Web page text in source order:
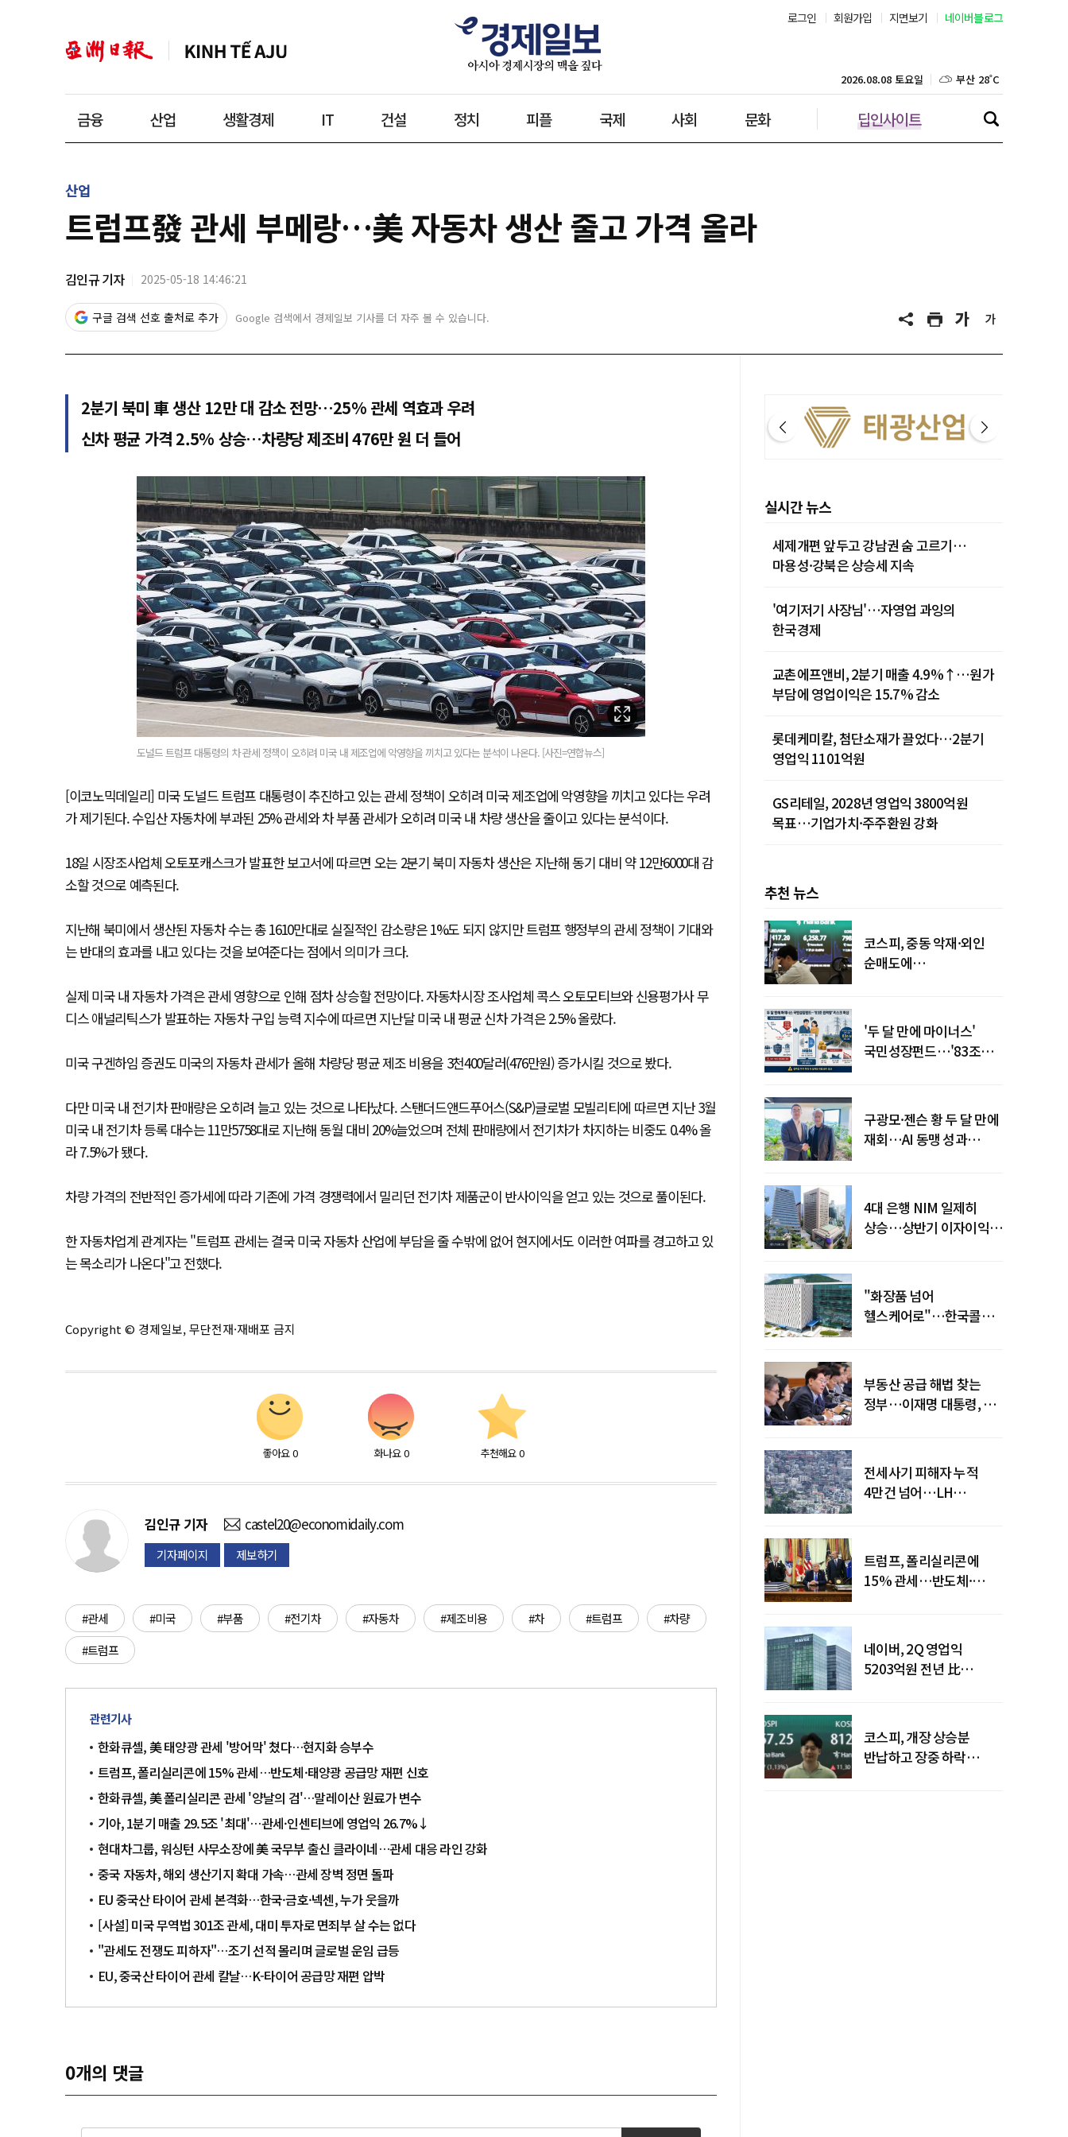
로그인 회원가입 지면보기 네이버블로그
금융 산업 생활경제 IT 건설 정치 피플 국제 사회 문화 딥인사이트
2026.08.08 토요일 대구 27˚C
인천 27˚C
제주 29˚C
산업
트럼프發 관세 부메랑…美 자동차 생산 줄고 가격 올라
김인규 기자 2025-05-18 14:46:21
구글 검색 선호 출처로 추가 Google 검색에서 경제일보 기사를 더 자주 볼 수 있습니다.
2분기 북미 車 생산 12만 대 감소 전망…25% 관세 역효과 우려
신차 평균 가격 2.5% 상승…차량당 제조비 476만 원 더 들어
도널드 트럼프 대통령의 차 관세 정책이 오히려 미국 내 제조업에 악영향을 끼치고 있다는 분석이 나온다. [사진=연합뉴스]
[이코노믹데일리] 미국 도널드 트럼프 대통령이 추진하고 있는 관세 정책이 오히려 미국 제조업에 악영향을 끼치고 있다는 우려
가 제기된다. 수입산 자동차에 부과된 25% 관세와 차 부품 관세가 오히려 미국 내 차량 생산을 줄이고 있다는 분석이다.
18일 시장조사업체 오토포캐스크가 발표한 보고서에 따르면 오는 2분기 북미 자동차 생산은 지난해 동기 대비 약 12만6000대 감
소할 것으로 예측된다.
지난해 북미에서 생산된 자동차 수는 총 1610만대로 실질적인 감소량은 1%도 되지 않지만 트럼프 행정부의 관세 정책이 기대와
는 반대의 효과를 내고 있다는 것을 보여준다는 점에서 의미가 크다.
실제 미국 내 자동차 가격은 관세 영향으로 인해 점차 상승할 전망이다. 자동차시장 조사업체 콕스 오토모티브와 신용평가사 무
디스 애널리틱스가 발표하는 자동차 구입 능력 지수에 따르면 지난달 미국 내 평균 신차 가격은 2.5% 올랐다.
미국 구겐하임 증권도 미국의 자동차 관세가 올해 차량당 평균 제조 비용을 3천400달러(476만원) 증가시킬 것으로 봤다.
다만 미국 내 전기차 판매량은 오히려 늘고 있는 것으로 나타났다. 스탠더드앤드푸어스(S&P)글로벌 모빌리티에 따르면 지난 3월
미국 내 전기차 등록 대수는 11만5758대로 지난해 동월 대비 20%늘었으며 전체 판매량에서 전기차가 차지하는 비중도 0.4% 올
라 7.5%가 됐다.
차량 가격의 전반적인 증가세에 따라 기존에 가격 경쟁력에서 밀리던 전기차 제품군이 반사이익을 얻고 있는 것으로 풀이된다.
한 자동차업계 관계자는 "트럼프 관세는 결국 미국 자동차 산업에 부담을 줄 수밖에 없어 현지에서도 이러한 여파를 경고하고 있
는 목소리가 나온다"고 전했다.
Copyright © 경제일보, 무단전재·재배포 금지
좋아요 0 화나요 0 추천해요 0
김인규 기자 castel20@economidaily.com
기자페이지 제보하기
#관세 #미국 #부품 #전기차 #자동차 #제조비용 #차 #트럼프
#차량
#트럼프
관련기사
한화큐셀, 美 태양광 관세 '방어막' 쳤다…현지화 승부수
트럼프, 폴리실리콘에 15% 관세…반도체·태양광 공급망 재편 신호
한화큐셀, 美 폴리실리콘 관세 '양날의 검'…말레이산 원료가 변수
기아, 1분기 매출 29.5조 '최대'…관세·인센티브에 영업익 26.7%↓
현대차그룹, 워싱턴 사무소장에 美 국무부 출신 클라이네…관세 대응 라인 강화
중국 자동차, 해외 생산기지 확대 가속…관세 장벽 정면 돌파
EU 중국산 타이어 관세 본격화…한국·금호·넥센, 누가 웃을까
[사설] 미국 무역법 301조 관세, 대미 투자로 면죄부 살 수는 없다
"관세도 전쟁도 피하자"…조기 선적 몰리며 글로벌 운임 급등
EU, 중국산 타이어 관세 칼날…K-타이어 공급망 재편 압박
0개의 댓글
실시간 뉴스
세제개편 앞두고 강남권 숨 고르기…
마용성·강북은 상승세 지속
'여기저기 사장님'…자영업 과잉의
한국경제
교촌에프앤비, 2분기 매출 4.9%↑…원가
부담에 영업이익은 15.7% 감소
롯데케미칼, 첨단소재가 끌었다…2분기
영업익 1101억원
GS리테일, 2028년 영업익 3800억원
목표…기업가치·주주환원 강화
추천 뉴스
코스피, 중동 악재·외인
순매도에
'두 달 만에 마이너스'
국민성장펀드…'83조
구광모·젠슨 황 두 달 만에
재회…AI 동맹 성과
4대 은행 NIM 일제히
상승…상반기 이자이익
"화장품 넘어
헬스케어로"…한국콜마,
부동산 공급 해법 찾는
정부…이재명 대통령, 2차
전세사기 피해자 누적
4만건 넘어…LH
트럼프, 폴리실리콘에
15% 관세…반도체·
네이버, 2Q 영업익
5203억원 전년 比
코스피, 개장 상승분
반납하고 장중 하락